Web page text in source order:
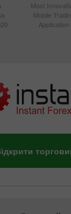
Most
Mobile
Application